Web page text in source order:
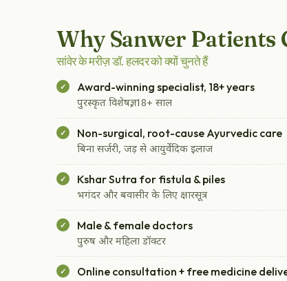
Why Sanwer Patients
सांवेर के मरीज़ डॉ. हलदर को क्यों चुनते हैं
Award-winning specialist, 18+ years
पुरस्कृत विशेषज्ञ, 18+ साल
Non-surgical, root-cause Ayurvedic care
बिना सर्जरी, जड़ से आयुर्वेदिक इलाज
Kshar Sutra for fistula & piles
भगंदर और बवासीर के लिए क्षारसूत्र
Male & female doctors
पुरुष और महिला डॉक्टर
Online consultation + free medicine